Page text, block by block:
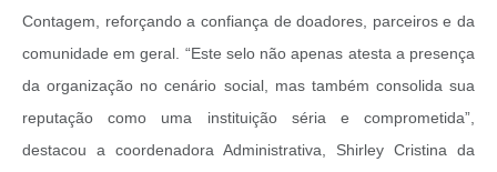
Contagem, reforçando a confiança de doadores, parceiros e da
comunidade em geral. “Este selo não apenas atesta a presença
da organização no cenário social, mas também consolida sua
reputação como uma instituição séria e comprometida”,
destacou a coordenadora Administrativa, Shirley Cristina da